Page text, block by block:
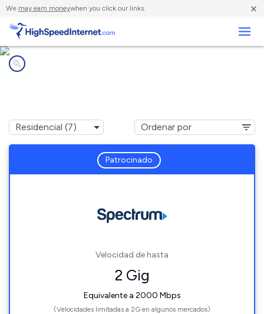
We may earn moneywhen you click our links. ×
Patrocinado
Velocidad de hasta
2 Gig
Equivalente a 2000 Mbps
(Velocidades limitadas a 2G en algunos mercados)